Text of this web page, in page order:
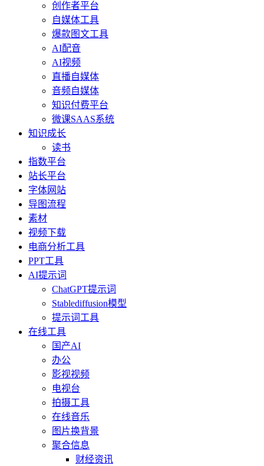
创作者平台
自媒体工具
爆款图文工具
AI配音
AI视频
直播自媒体
音频自媒体
知识付费平台
微课SAAS系统
知识成长
读书
指数平台
站长平台
字体网站
导图流程
素材
视频下载
电商分析工具
PPT工具
AI提示词
ChatGPT提示词
Stablediffusion模型
提示词工具
在线工具
国产AI
办公
影视视频
电视台
拍摄工具
在线音乐
图片换背景
聚合信息
财经资讯